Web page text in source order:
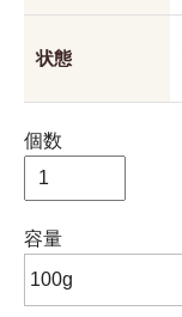
状態
個数
容量